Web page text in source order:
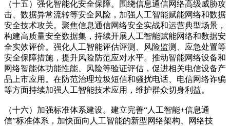
（十五）强化智能化安全保障。围绕信息通信网络高级威胁攻
击、数据异常流转等安全风险，加强人工智能赋能网络和数据
安全技术攻关。聚焦信息通信网络安全实战和运营典型场景，
构建高质量安全数据集，持续开展人工智能赋能网络和数据安
全实效评价。强化人工智能评估评测、风险监测、应急处置等
安全保障措施，提升风险防范应对水平。推动智能网络设备和
网络智能体功能性能、风险等验证评估，促进相关电信设备产
品上市应用。在防范治理垃圾短信和骚扰电话、电信网络诈骗
等方面持续加强人工智能技术应用，维护群众切身利益。
（十六）加强标准体系建设。建立完善“人工智能+信息通
信”标准体系，加快面向人工智能的新型网络架构、网络技